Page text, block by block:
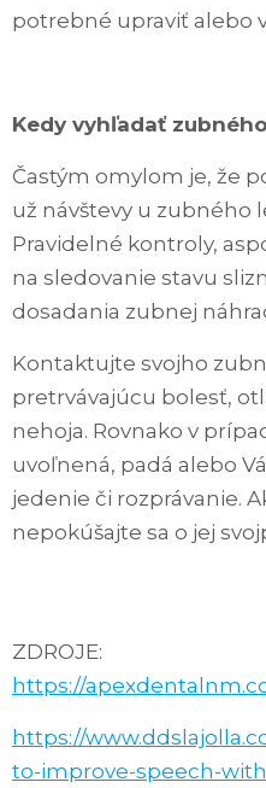
potrebné upraviť alebo
Kedy vyhľadať
Častým omylom je, že
už návštevy u zubného
Pravidelné kontroly,
na sledovanie stavu
dosadania zubnej
Kontaktujte svojho
pretrvávajúcu bolesť,
nehoja. Rovnako v
uvoľnená, padá alebo
jedenie či rozprávanie.
nepokúšajte sa o jej
ZDROJE:
https://
https://
to-improve-speech-